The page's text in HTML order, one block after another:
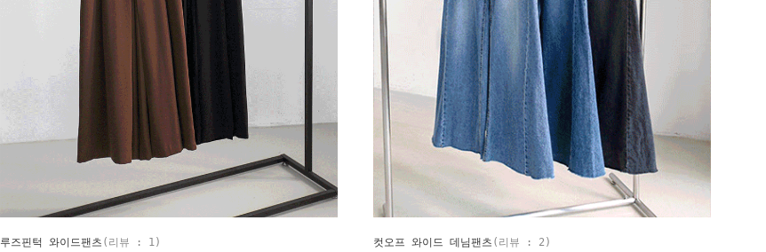
루즈핀턱 와이드팬츠 (리뷰 : 1) 컷오프 와이드 데님팬츠 (리뷰 : 2)